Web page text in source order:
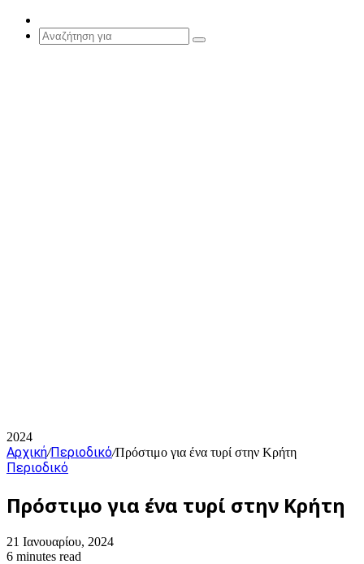
Article
Αναζήτηση
2024
Αρχική/Περιοδικό/Πρόστιμο για ένα τυρί στην Κρήτη
Περιοδικό
Πρόστιμο για ένα τυρί στην Κρήτη
21 Ιανουαρίου, 2024
6 minutes read